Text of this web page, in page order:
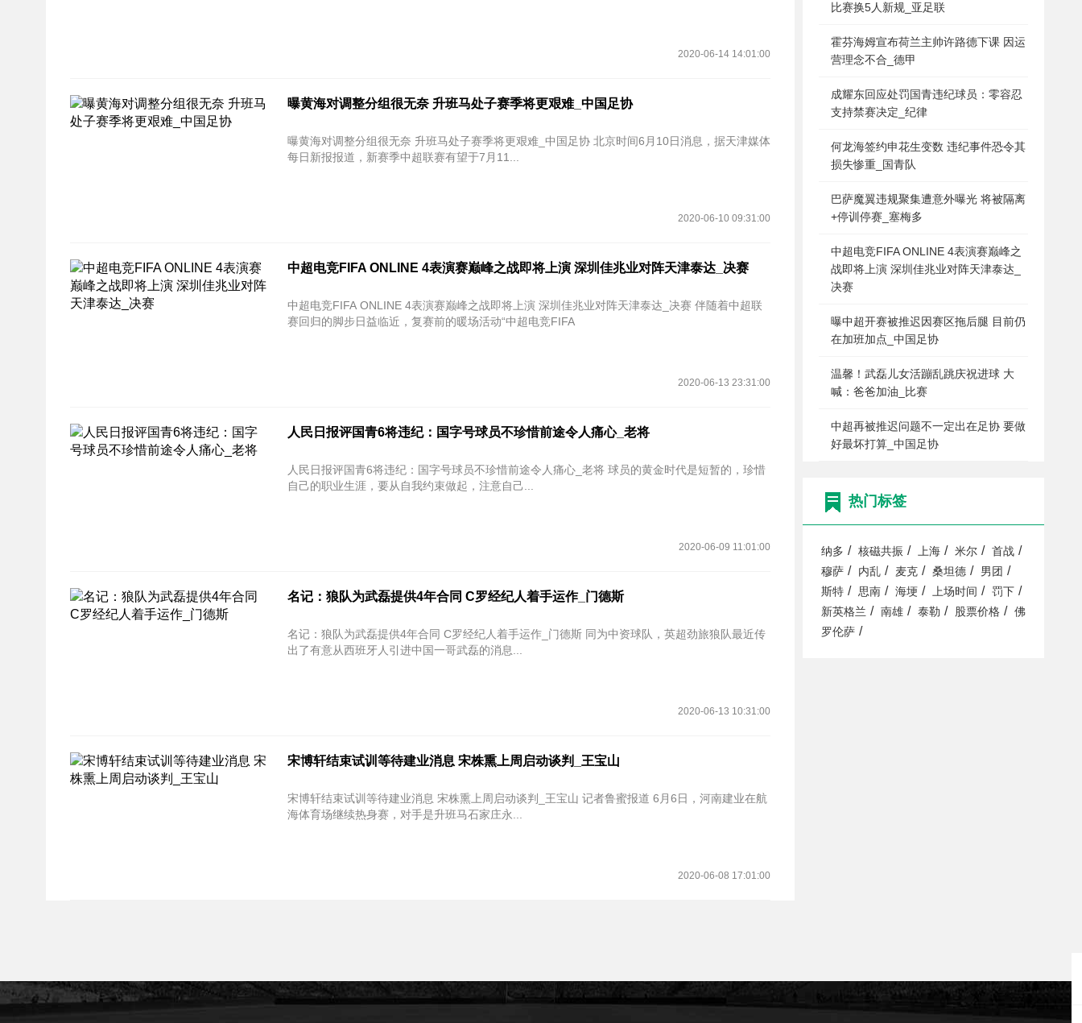
2020-06-14 14:01:00
曝黄海对调整分组很无奈 升班马处子赛季将更艰难_中国足协
曝黄海对调整分组很无奈 升班马处子赛季将更艰难_中国足协 北京时间6月10日消息，据天津媒体
每日新报报道，新赛季中超联赛有望于7月11...
2020-06-10 09:31:00
中超电竞FIFA ONLINE 4表演赛巅峰之战即将上演 深圳佳兆业对阵天津泰达_决赛
中超电竞FIFA ONLINE 4表演赛巅峰之战即将上演 深圳佳兆业对阵天津泰达_决赛 伴随着中超联
赛回归的脚步日益临近，复赛前的暖场活动“中超电竞FIFA
2020-06-13 23:31:00
人民日报评国青6将违纪：国字号球员不珍惜前途令人痛心_老将
人民日报评国青6将违纪：国字号球员不珍惜前途令人痛心_老将 球员的黄金时代是短暂的，珍惜
自己的职业生涯，要从自我约束做起，注意自己...
2020-06-09 11:01:00
名记：狼队为武磊提供4年合同 C罗经纪人着手运作_门德斯
名记：狼队为武磊提供4年合同 C罗经纪人着手运作_门德斯 同为中资球队，英超劲旅狼队最近传
出了有意从西班牙人引进中国一哥武磊的消息...
2020-06-13 10:31:00
宋博轩结束试训等待建业消息 宋株熏上周启动谈判_王宝山
宋博轩结束试训等待建业消息 宋株熏上周启动谈判_王宝山 记者鲁蜜报道 6月6日，河南建业在航
海体育场继续热身赛，对手是升班马石家庄永...
2020-06-08 17:01:00
比赛换5人新规_亚足联
霍芬海姆宣布荷兰主帅许路德下课 因运
营理念不合_德甲
成耀东回应处罚国青违纪球员：零容忍
支持禁赛决定_纪律
何龙海签约申花生变数 违纪事件恐令其
损失惨重_国青队
巴萨魔翼违规聚集遭意外曝光 将被隔离
+停训停赛_塞梅多
中超电竞FIFA ONLINE 4表演赛巅峰之
战即将上演 深圳佳兆业对阵天津泰达_
决赛
曝中超开赛被推迟因赛区拖后腿 目前仍
在加班加点_中国足协
温馨！武磊儿女活蹦乱跳庆祝进球 大
喊：爸爸加油_比赛
中超再被推迟问题不一定出在足协 要做
好最坏打算_中国足协
热门标签
纳多 / 核磁共振 / 上海 / 米尔 / 首战 /
穆萨 / 内乱 / 麦克 / 桑坦德 / 男团 /
斯特 / 思南 / 海埂 / 上场时间 / 罚下 /
新英格兰 / 南雄 / 泰勒 / 股票价格 /
佛
罗伦萨 /